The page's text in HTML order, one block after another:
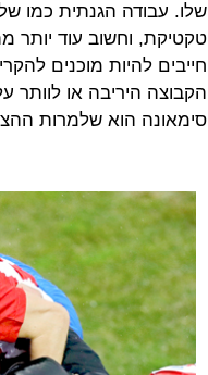
שלו. עבודה הגנתית כמו
טקטיקת, וחשוב עוד יותר
חייבים להיות מוכנים
הקבוצה היריבה או לוותר
סימאונה הוא שלמרות